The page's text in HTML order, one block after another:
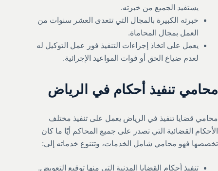
يستفيد الجميع من خبرته.
خبرته الكبيرة بالمجال التي تتعدى العشر سنوات من
العمل بمجال المحاماة.
يعمل على اتخاذ إجراءات التنفيذ فور عمل التوكيل له
لعدم ضياع الحق أو فوات المواعيد الإجرائية.
محامي تنفيذ أحكام في الرياض
محامي قضايا تنفيذ في الرياض يعمل على تنفيذ مختلف
الأحكام القضائية التي تصدر على جميع المحاكم أيًا ما كان
تخصصها فهو محامي شامل الخدمات، وتتنوع خدماته إلى:
تنفيذ أحكام القضايا المدنية التي منها توقيع التعويض.